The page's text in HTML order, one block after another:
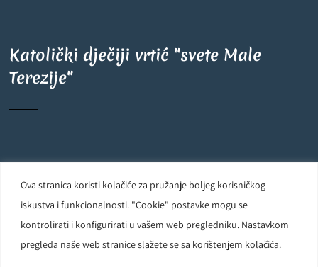
Ova stranica koristi kolačiće za pružanje boljeg korisničkog
iskustva i funkcionalnosti. "Cookie" postavke mogu se
kontrolirati i konfigurirati u vašem web pregledniku. Nastavkom
pregleda naše web stranice slažete se sa korištenjem kolačića.
Katolički dječiji vrtić "svete Male
Terezije"
Carmelite Sisters DCJ. Made in Kingdom of God. Since 1891. All
rights reserved.